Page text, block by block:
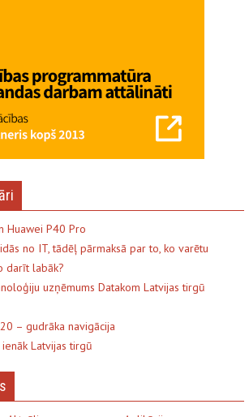
Huawei P40 Pro
no IT, tādēļ pārmaksā par to, ko varētu
darīt labāk?
uzņēmums Datakom Latvijas tirgū
– gudrāka navigācija
Latvijas tirgū